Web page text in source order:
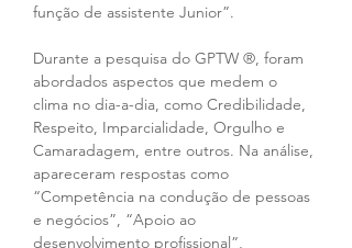
função de assistente Junior”.
Durante a pesquisa do GPTW ®, foram
abordados aspectos que medem o
clima no dia-a-dia, como Credibilidade,
Respeito, Imparcialidade, Orgulho e
Camaradagem, entre outros. Na análise,
apareceram respostas como
“Competência na condução de pessoas
e negócios”, “Apoio ao
desenvolvimento profissional”,